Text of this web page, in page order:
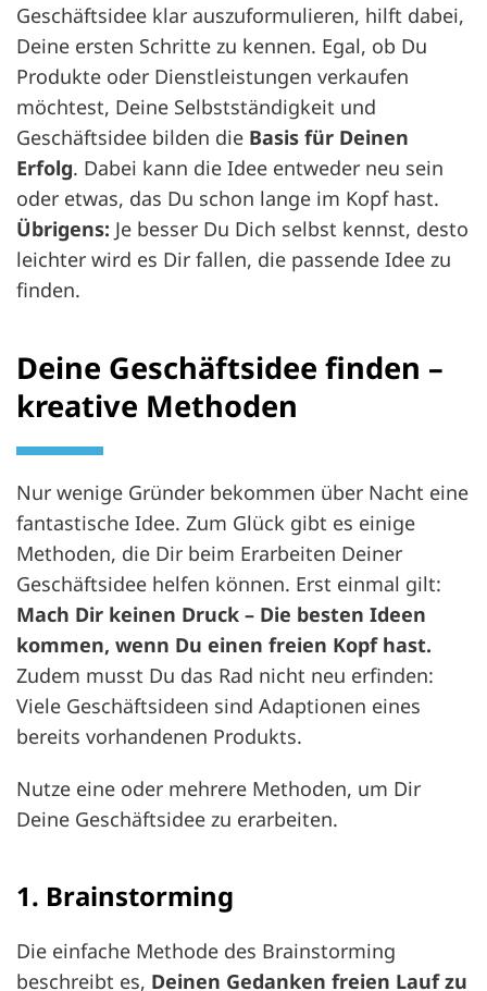
Geschäftsidee klar auszuformulieren, hilft dabei,
Deine ersten Schritte zu kennen. Egal, ob Du
Produkte oder Dienstleistungen verkaufen
möchtest, Deine Selbstständigkeit und
Geschäftsidee bilden die Basis für Deinen
Erfolg. Dabei kann die Idee entweder neu sein
oder etwas, das Du schon lange im Kopf hast.
Übrigens: Je besser Du Dich selbst kennst, desto
leichter wird es Dir fallen, die passende Idee zu
finden.
Deine Geschäftsidee finden –
kreative Methoden
Nur wenige Gründer bekommen über Nacht eine
fantastische Idee. Zum Glück gibt es einige
Methoden, die Dir beim Erarbeiten Deiner
Geschäftsidee helfen können. Erst einmal gilt:
Mach Dir keinen Druck – Die besten Ideen
kommen, wenn Du einen freien Kopf hast.
Zudem musst Du das Rad nicht neu erfinden:
Viele Geschäftsideen sind Adaptionen eines
bereits vorhandenen Produkts.
Nutze eine oder mehrere Methoden, um Dir
Deine Geschäftsidee zu erarbeiten.
1. Brainstorming
Die einfache Methode des Brainstorming
beschreibt es, Deinen Gedanken freien Lauf zu